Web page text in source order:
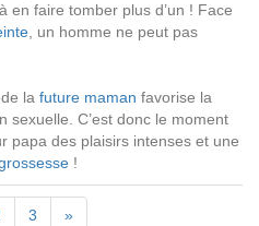
en faire tomber plus d’un ! Face
, un homme ne peut pas
la future maman favorise la
sexuelle. C’est donc le moment
papa des plaisirs intenses et une
!
3 »